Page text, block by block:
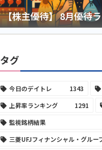
【株主優待】 8月優待
タグ
今日のデイトレ 1343
上昇率ランキング
1291
監視銘柄結果
三菱UFJフィナンシャル・グルー